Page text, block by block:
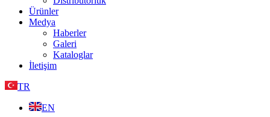
Ürünler
Medya
Haberler
Galeri
Kataloglar
İletişim
TR
EN